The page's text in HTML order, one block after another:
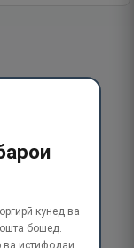
кунед ва
бошед.
ва истифодаи